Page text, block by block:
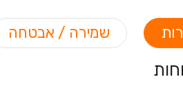
שמירה / אבטחה